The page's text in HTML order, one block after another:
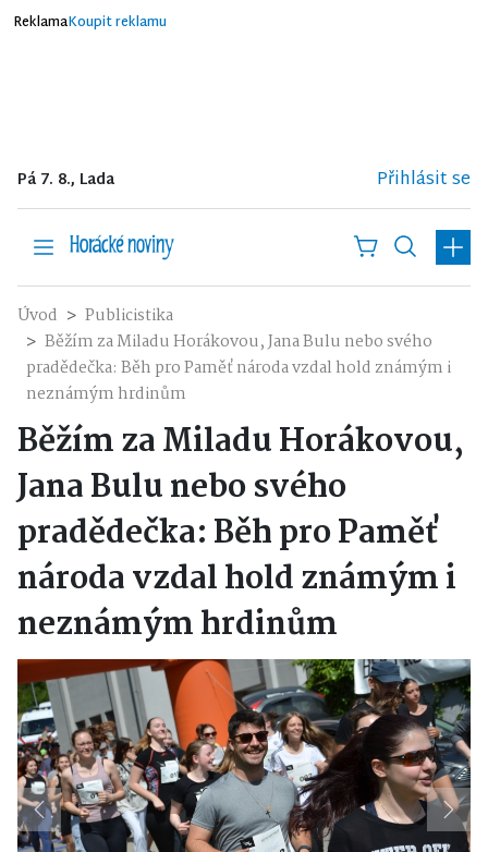
ReklamaKoupit reklamu
Pá 7. 8., Lada Přihlásit se
Úvod
Publicistika
Běžím za Miladu Horákovou, Jana Bulu nebo svého
pradědečka: Běh pro Paměť národa vzdal hold známým i
neznámým hrdinům
Běžím za Miladu Horákovou,
Jana Bulu nebo svého
pradědečka: Běh pro Paměť
národa vzdal hold známým i
neznámým hrdinům
Previous Next